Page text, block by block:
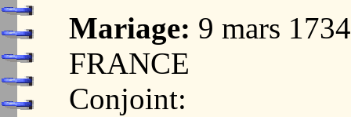
Mariage: 9 mars
FRANCE
Conjoint: